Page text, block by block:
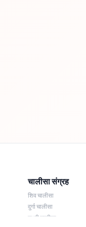
चालीसा संग्रह
शिव चालीसा
दुर्गा चालीसा
लक्ष्मी चालीसा